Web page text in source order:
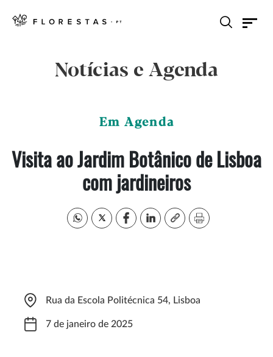
Notícias e Agenda
Em Agenda
Visita ao Jardim Botânico de Lisboa
com jardineiros
Rua da Escola Politécnica 54, Lisboa
7 de janeiro de 2025